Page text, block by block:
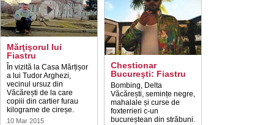
Mărţişorul lui
Fiastru
În vizită la Casa Mărțișor
a lui Tudor Arghezi,
vecinul ursuz din
Văcărești de la care
copiii din cartier furau
kilograme de cireșe.
10 Mar 2015
Chestionar
Bucureşti: Fiastru
Bombing, Delta
Văcărești, semințe negre,
mahalale și curse de
foxterrieri c-un
bucureștean din străbuni.